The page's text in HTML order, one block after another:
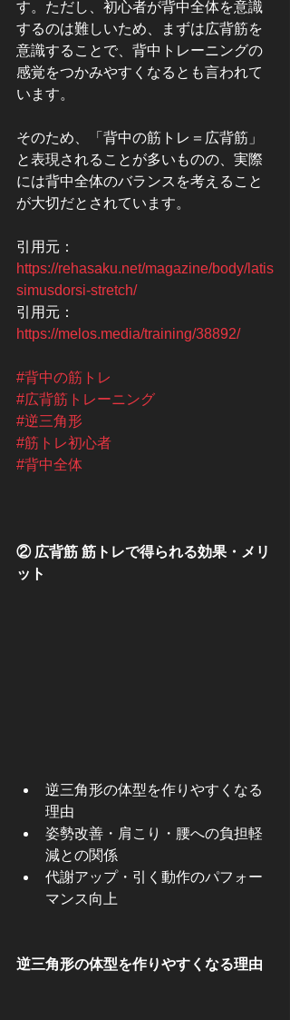
す。ただし、初心者が背中全体を意識
するのは難しいため、まずは広背筋を
意識することで、背中トレーニングの
感覚をつかみやすくなるとも言われて
います。
そのため、「背中の筋トレ＝広背筋」
と表現されることが多いものの、実際
には背中全体のバランスを考えること
が大切だとされています。
引用元：
https://rehasaku.net/magazine/body/latis
simusdorsi-stretch/
引用元：
https://melos.media/training/38892/
#背中の筋トレ
#広背筋トレーニング
#逆三角形
#筋トレ初心者
#背中全体
② 広背筋 筋トレで得られる効果・メリ
ット
逆三角形の体型を作りやすくなる
理由
姿勢改善・肩こり・腰への負担軽
減との関係
代謝アップ・引く動作のパフォー
マンス向上
逆三角形の体型を作りやすくなる理由